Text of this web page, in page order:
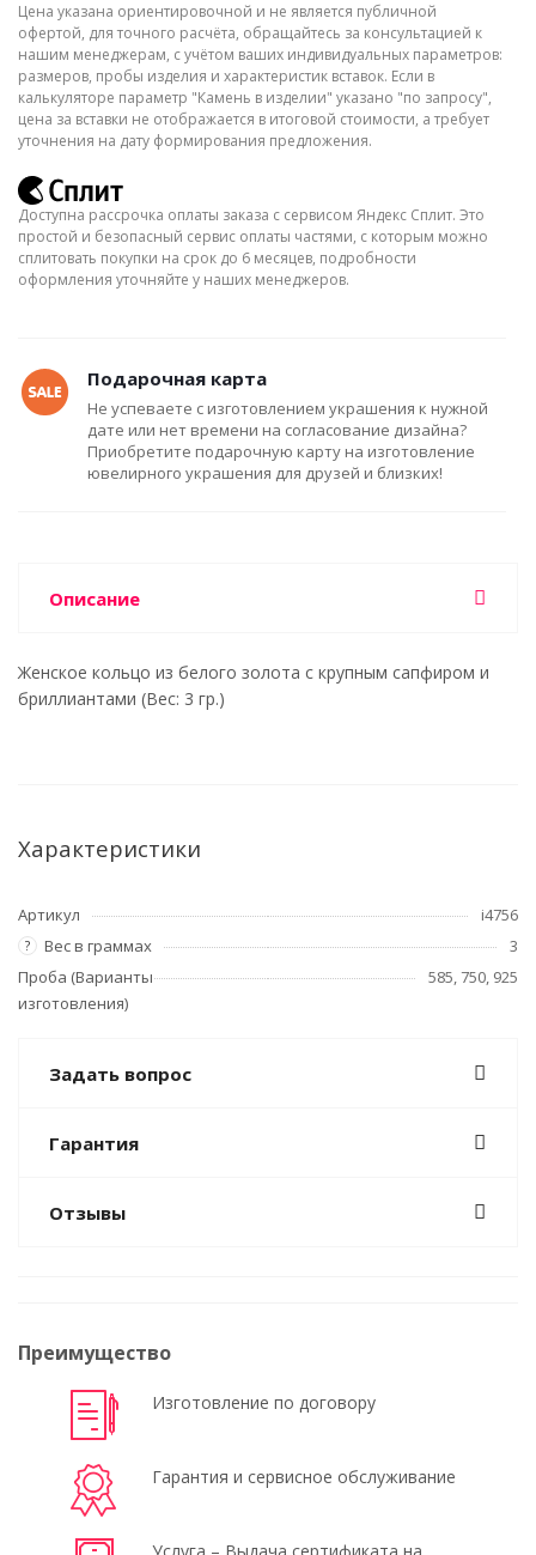
Цена указана ориентировочной и не является публичной
офертой, для точного расчёта, обращайтесь за консультацией к
нашим менеджерам, с учётом ваших индивидуальных параметров:
размеров, пробы изделия и характеристик вставок. Если в
калькуляторе параметр "Камень в изделии" указано "по запросу",
цена за вставки не отображается в итоговой стоимости, а требует
уточнения на дату формирования предложения.
Доступна рассрочка оплаты заказа с сервисом Яндекс Сплит. Это
простой и безопасный сервис оплаты частями, с которым можно
сплитовать покупки на срок до 6 месяцев, подробности
оформления уточняйте у наших менеджеров.
Подарочная карта
Не успеваете с изготовлением украшения к нужной
дате или нет времени на согласование дизайна?
Приобретите подарочную карту на изготовление
ювелирного украшения для друзей и близких!
Описание
Женское кольцо из белого золота с крупным сапфиром и
бриллиантами (Вес: 3 гр.)
Характеристики
Артикул i4756
? Вес в граммах
3
Проба (Варианты
изготовления)
585, 750, 925
Задать вопрос
Гарантия
Отзывы
Преимущество
Изготовление по договору
Гарантия и сервисное обслуживание